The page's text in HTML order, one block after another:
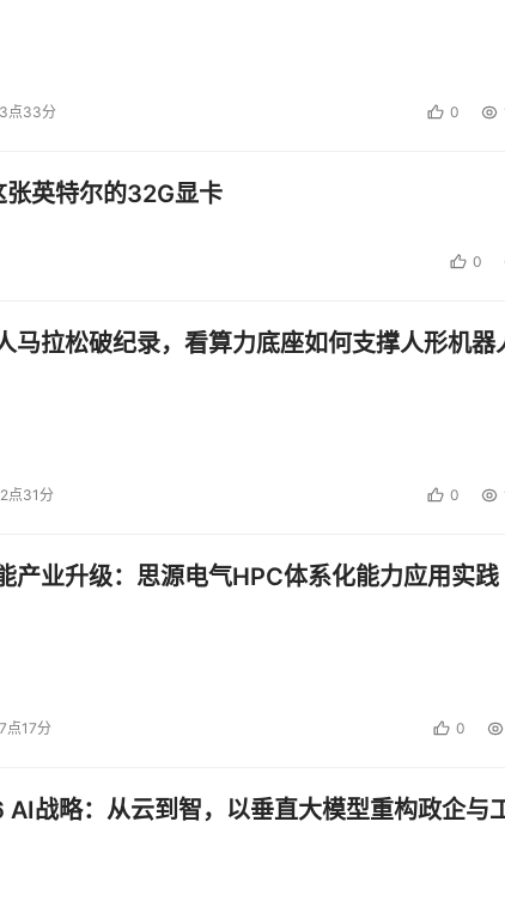
点33分 0
英特尔的32G显卡
0
马拉松破纪录，看算力底座如何支撑人形机器
点31分 0
产业升级：思源电气HPC体系化能力应用实践
点17分 0
战略：从云到智，以垂直大模型重构政企与